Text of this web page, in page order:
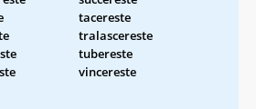
tacereste
tralascereste
tubereste
vincereste